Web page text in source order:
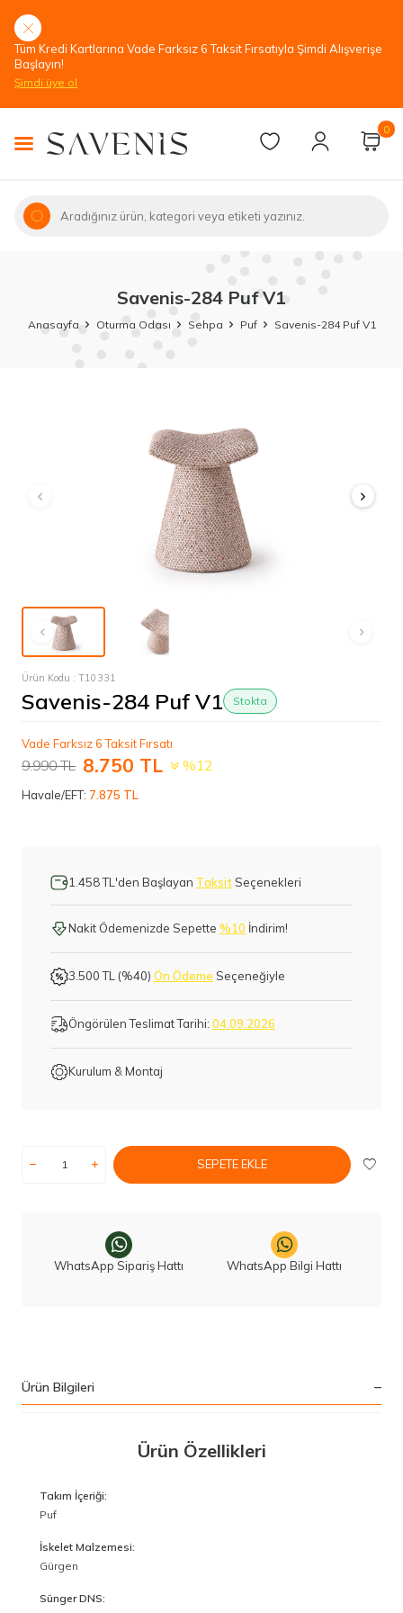
Tüm Kredi Kartlarına Vade Farksız 6 Taksit Fırsatıyla Şimdi Alışverişe
Başlayın!
Şimdi üye ol
0
Savenis-284 Puf V1
Anasayfa Oturma Odası Sehpa Puf Savenis-284 Puf V1
Ürün Kodu : T10331
Savenis-284 Puf V1 Stokta
Vade Farksız 6 Taksit Fırsatı
9.990TL 8.750 TL %12
Havale/EFT: 7.875 TL
1.458 TL'den Başlayan Taksit Seçenekleri
Nakit Ödemenizde Sepette %10 İndirim!
3.500 TL (%40) Ön Ödeme Seçeneğiyle
Öngörülen Teslimat Tarihi: 04.09.2026
Kurulum & Montaj
SEPETE EKLE
WhatsApp Sipariş Hattı WhatsApp Bilgi Hattı
Ürün Bilgileri
Ürün Özellikleri
Takım İçeriği:
Puf
İskelet Malzemesi:
Gürgen
Sünger DNS: